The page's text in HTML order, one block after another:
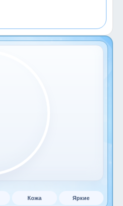
Кожа Яркие